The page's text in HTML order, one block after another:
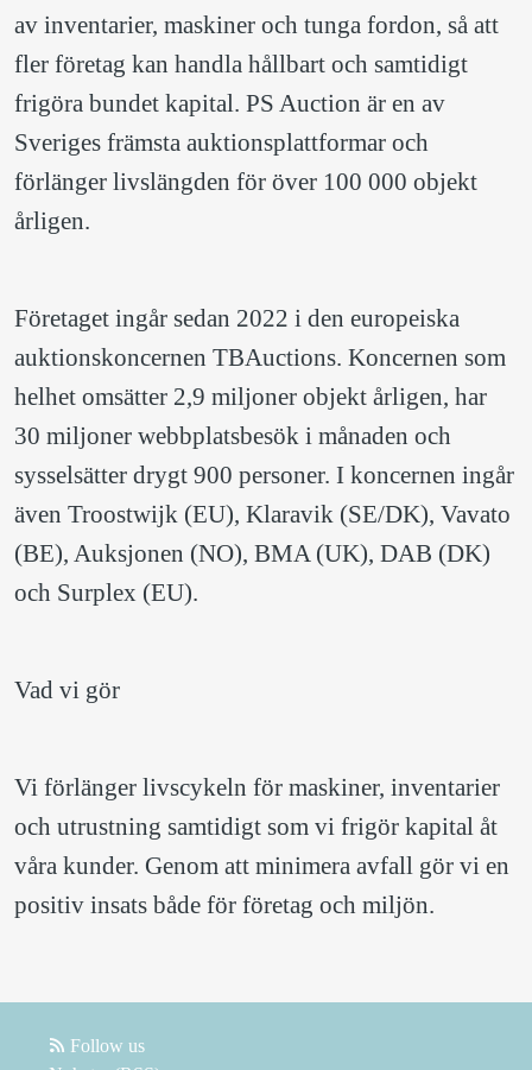
av inventarier, maskiner och tunga fordon, så att
fler företag kan handla hållbart och samtidigt
frigöra bundet kapital. PS Auction är en av
Sveriges främsta auktionsplattformar och
förlänger livslängden för över 100 000 objekt
årligen.
Företaget ingår sedan 2022 i den europeiska
auktionskoncernen TBAuctions. Koncernen som
helhet omsätter 2,9 miljoner objekt årligen, har
30 miljoner webbplatsbesök i månaden och
sysselsätter drygt 900 personer. I koncernen ingår
även Troostwijk (EU), Klaravik (SE/DK), Vavato
(BE), Auksjonen (NO), BMA (UK), DAB (DK)
och Surplex (EU).
Vad vi gör
Vi förlänger livscykeln för maskiner, inventarier
och utrustning samtidigt som vi frigör kapital åt
våra kunder. Genom att minimera avfall gör vi en
positiv insats både för företag och miljön.
Follow us